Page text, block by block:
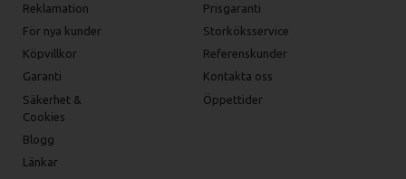
Reklamation
För nya kunder
Köpvillkor
Garanti
Säkerhet &
Cookies
Blogg
Länkar
Prisgaranti
Storköksservice
Referenskunder
Kontakta oss
Öppettider